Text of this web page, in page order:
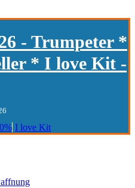
- Trumpeter *
* I love Kit -
I love Kit